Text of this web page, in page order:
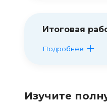
Итоговая
Подробнее
Изучите